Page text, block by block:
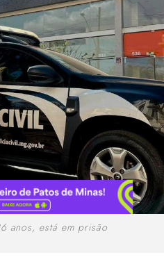
anos, está em prisão